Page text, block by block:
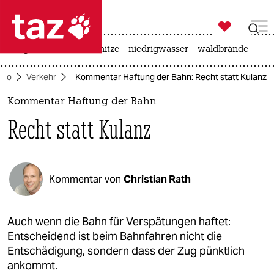
 taz zahl ich
taz zahl ich
politik
öko
gesellschaft
kultur
sport

taz zahl ich
hitze niedrigwasser waldbrände
Verkehr Kommentar Haftung der Bahn: Recht statt Kulanz
Kommentar Haftung der Bahn
Recht statt Kulanz
Kommentar von Christian Rath
Auch wenn die Bahn für Verspätungen haftet:
Entscheidend ist beim Bahnfahren nicht die
Entschädigung, sondern dass der Zug pünktlich
ankommt.